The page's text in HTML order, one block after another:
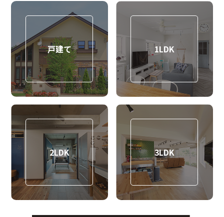
戸建て 1LDK
2LDK 3LDK